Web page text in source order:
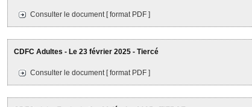
Consulter le document [ format PDF ]
CDFC Adultes - Le 23 février 2025 - Tiercé
Consulter le document [ format PDF ]